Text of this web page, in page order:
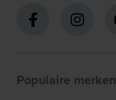
Populaire merken